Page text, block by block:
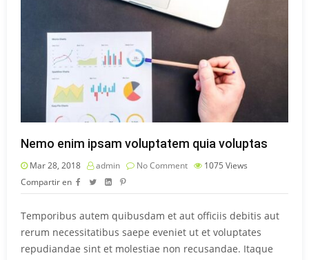
Nemo enim ipsam voluptatem quia voluptas
Mar 28, 2018 admin No Comment 1075 Views
Compartir en
Temporibus autem quibusdam et aut officiis debitis aut
rerum necessitatibus saepe eveniet ut et voluptates
repudiandae sint et molestiae non recusandae. Itaque